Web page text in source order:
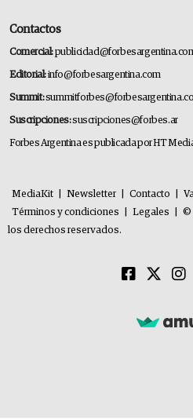
Contactos
Comercial:
Editorial:info@forbesargentina.com
Summit:
Suscripciones:suscripciones@forbes.ar
Forbes Argentina es publicada por HT
MediaKit Newsletter Contacto
Términos y condiciones
Legales
©
los derechos reservados.